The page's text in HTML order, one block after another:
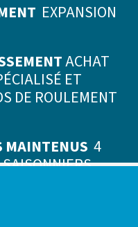
EXPANSION
ACHAT
ET
DE ROULEMENT
MAINTENUS 4